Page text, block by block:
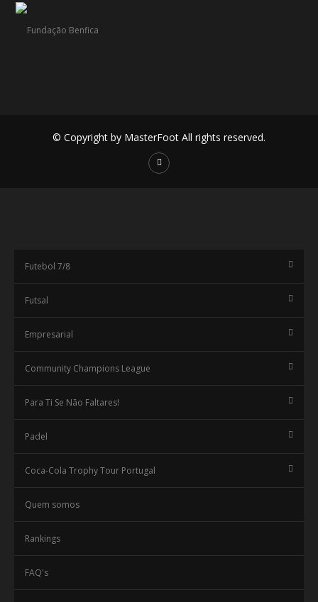
© Copyright by MasterFoot All rights reserved.
Futebol 7/8
Futsal
Empresarial
Community Champions League
Para Ti Se Não Faltares!
Padel
Coca-Cola Trophy Tour Portugal
Quem somos
Rankings
FAQ's